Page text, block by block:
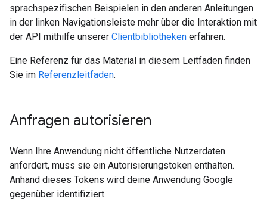
sprachspezifischen Beispielen in den anderen Anleitungen
in der linken Navigationsleiste mehr über die Interaktion mit
der API mithilfe unserer Clientbibliotheken erfahren.
Eine Referenz für das Material in diesem Leitfaden finden
Sie im Referenzleitfaden.
Anfragen autorisieren
Wenn Ihre Anwendung nicht öffentliche Nutzerdaten
anfordert, muss sie ein Autorisierungstoken enthalten.
Anhand dieses Tokens wird deine Anwendung Google
gegenüber identifiziert.